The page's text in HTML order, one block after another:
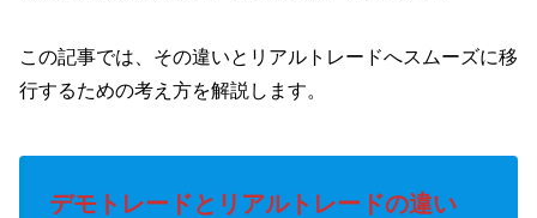
この記事では、その違いとリアルトレードへスムーズに移
行するための考え方を解説します。
デモトレードとリアルトレードの違い